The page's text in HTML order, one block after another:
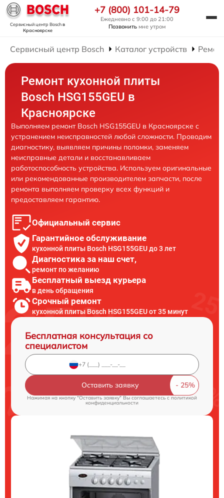
Сервисный центр Boschв
Красноярске
+7 (800) 101-14-79
Ежедневно с 9:00 до 21:00
Позвонить мне утром
Сервисный центр Bosch Каталог устройств
Ремонт кухонной плиты
Bosch HSG155GEU в
Красноярске
Выполняем ремонт Bosch HSG155GEU в Красноярске с
устранением неисправностей любой сложности. Проводим
диагностику, выявляем причины поломки, заменяем
неисправные детали и восстанавливаем
работоспособность устройства. Используем оригинальные
или рекомендованные производителем запчасти, после
ремонта выполняем проверку всех функций и
предоставляем гарантию.
Официальный сервис
Гарантийное обслуживание
кухонной плиты Bosch HSG155GEU до 3 лет
Диагностика за наш счет,
ремонт по желанию
Бесплатный выезд курьера
в день обращения
Срочный ремонт
кухонной плиты Bosch HSG155GEU от 35 минут
Бесплатная консультация со
специалистом
Оставить заявку
Нажимая на кнопку "Оставить заявку" Вы соглашаетесь cполитикой
конфиденциальности